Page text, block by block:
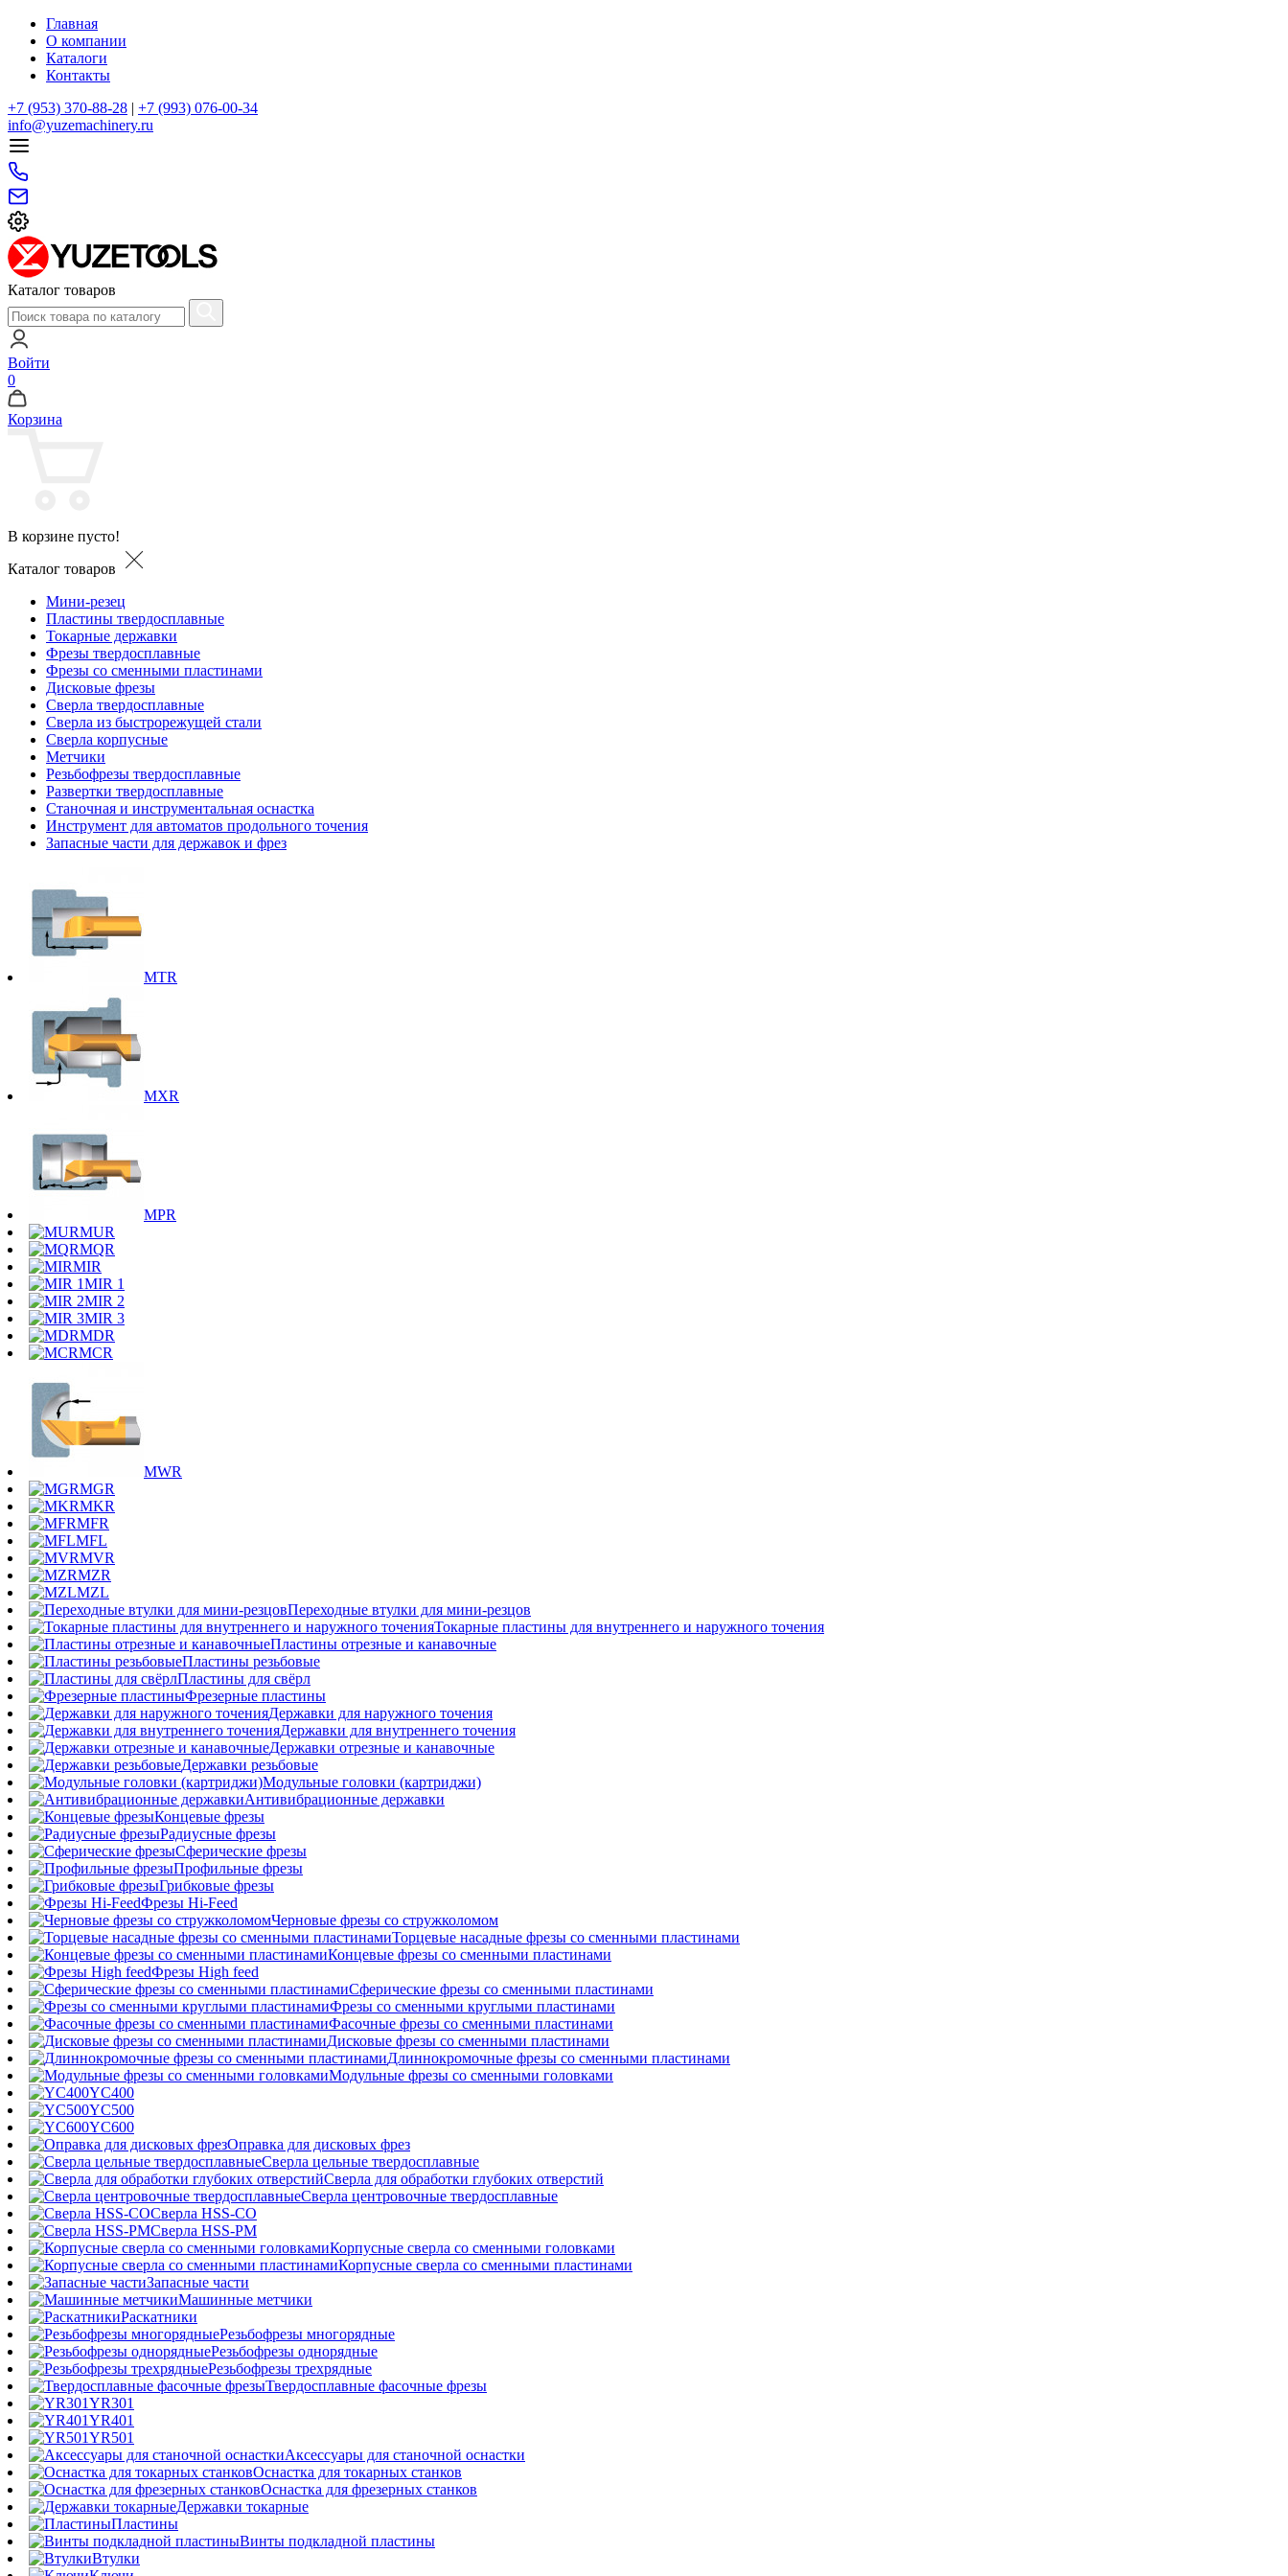
Главная
О компании
Каталоги
Контакты
+7 (953) 370-88-28 | +7 (993) 076-00-34
info@yuzemachinery.ru
Каталог товаров
Войти
0
Корзина
В корзине пусто!
Каталог товаров
Мини-резец
Пластины твердосплавные
Токарные державки
Фрезы твердосплавные
Фрезы со сменными пластинами
Дисковые фрезы
Сверла твердосплавные
Сверла из быстрорежущей стали
Сверла корпусные
Метчики
Резьбофрезы твердосплавные
Развертки твердосплавные
Станочная и инструментальная оснастка
Инструмент для автоматов продольного точения
Запасные части для державок и фрез
MTR
MXR
MPR
MUR
MQR
MIR
MIR 1
MIR 2
MIR 3
MDR
MCR
MWR
MGR
MKR
MFR
MFL
MVR
MZR
MZL
Переходные втулки для мини-резцов
Токарные пластины для внутреннего и наружного точения
Пластины отрезные и канавочные
Пластины резьбовые
Пластины для свёрл
Фрезерные пластины
Державки для наружного точения
Державки для внутреннего точения
Державки отрезные и канавочные
Державки резьбовые
Модульные головки (картриджи)
Антивибрационные державки
Концевые фрезы
Радиусные фрезы
Сферические фрезы
Профильные фрезы
Грибковые фрезы
Фрезы Hi-Feed
Черновые фрезы со стружколомом
Торцевые насадные фрезы со сменными пластинами
Концевые фрезы со сменными пластинами
Фрезы High feed
Сферические фрезы со сменными пластинами
Фрезы со сменными круглыми пластинами
Фасочные фрезы со сменными пластинами
Дисковые фрезы со сменными пластинами
Длиннокромочные фрезы со сменными пластинами
Модульные фрезы со сменными головками
YC400
YC500
YC600
Оправка для дисковых фрез
Сверла цельные твердосплавные
Сверла для обработки глубоких отверстий
Сверла центровочные твердосплавные
Сверла HSS-CO
Сверла HSS-PM
Корпусные сверла со сменными головками
Корпусные сверла со сменными пластинами
Запасные части
Машинные метчики
Раскатники
Резьбофрезы многорядные
Резьбофрезы однорядные
Резьбофрезы трехрядные
Твердосплавные фасочные фрезы
YR301
YR401
YR501
Аксессуары для станочной оснастки
Оснастка для токарных станков
Оснастка для фрезерных станков
Державки токарные
Пластины
Винты подкладной пластины
Втулки